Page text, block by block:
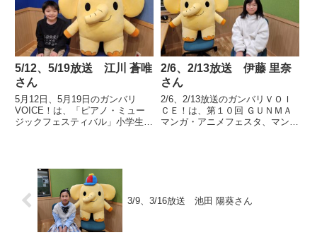
5/12、5/19放送 江川 蒼唯
さん
5月12日、5月19日のガンバリ
VOICE！は、「ピアノ・ミュー
ジックフェスティバル」小学生Ｂ
2/6、2/13放送 伊藤 里奈
さん
2/6、2/13放送のガンバリＶＯＩ
ＣＥ！は、第１０回 ＧＵＮＭＡ
マンガ・アニメフェスタ、マンガ
3/9、3/16放送 池田 陽葵さん